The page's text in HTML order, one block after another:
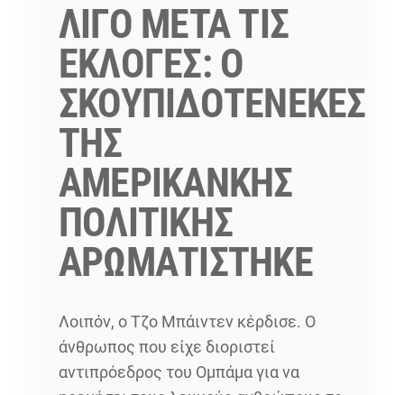
ΛΙΓΟ ΜΕΤΑ ΤΙΣ
ΕΚΛΟΓΕΣ: Ο
ΣΚΟΥΠΙΔΟΤΕΝΕΚΕΣ
ΤΗΣ
ΑΜΕΡΙΚΑΝΚΗΣ
ΠΟΛΙΤΙΚΗΣ
ΑΡΩΜΑΤΙΣΤΗΚΕ
Λοιπόν, ο Τζο Μπάιντεν κέρδισε. Ο
άνθρωπος που είχε διοριστεί
αντιπρόεδρος του Ομπάμα για να